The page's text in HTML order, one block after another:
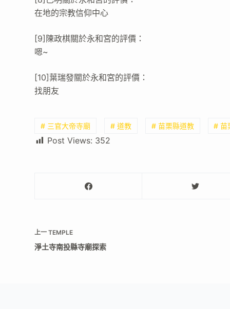
在地的宗教信仰中心
[9]陳政棋關於永和宮的評價：
嗯~
[10]葉瑞發關於永和宮的評價：
找朋友
# 三官大帝寺廟 # 道教 # 苗栗縣道教 # 苗
Post Views: 352
上一TEMPLE
淨土寺南投縣寺廟探索